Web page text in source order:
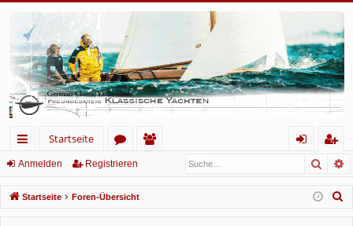
ch
ne
llz
Startseite
or
en
lie
de
m
el
eg
ist
rie
Anmelden Registrieren
Startseite Foren-Übersicht